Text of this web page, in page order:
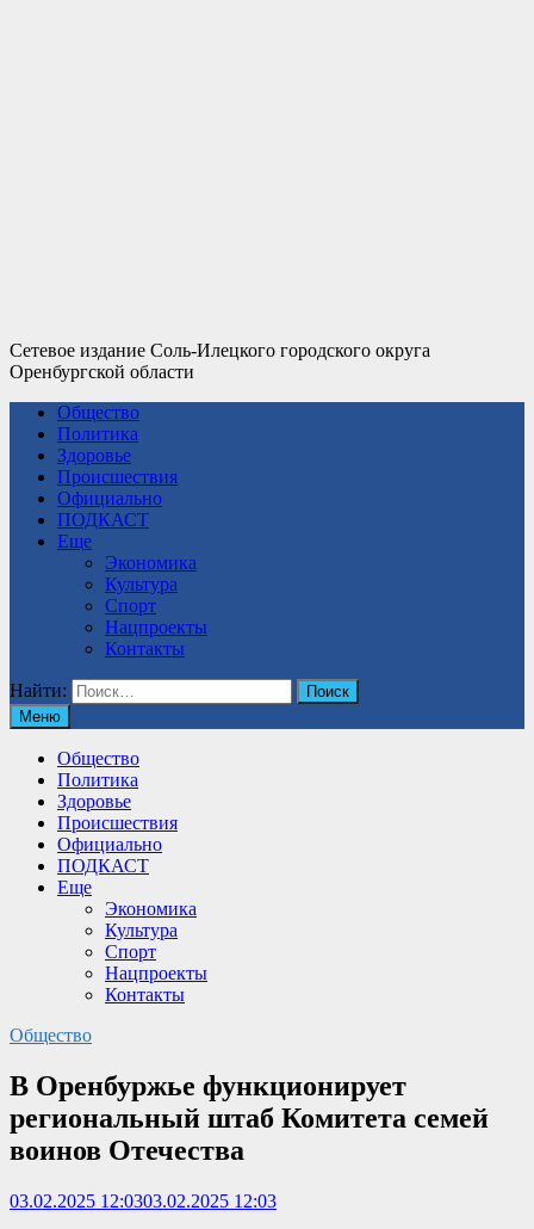
Сетевое издание Соль-Илецкого городского округа
Оренбургской области
Общество
Политика
Здоровье
Происшествия
Официально
ПОДКАСТ
Еще
Экономика
Культура
Спорт
Нацпроекты
Контакты
Найти:
Меню
Общество
Политика
Здоровье
Происшествия
Официально
ПОДКАСТ
Еще
Экономика
Культура
Спорт
Нацпроекты
Контакты
Общество
В Оренбуржье функционирует
региональный штаб Комитета семей
воинов Отечества
03.02.2025 12:0303.02.2025 12:03